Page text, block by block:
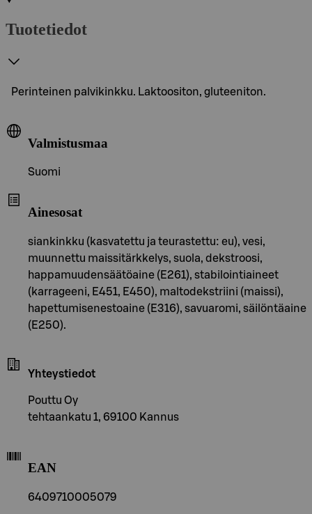
Tuotetiedot
Perinteinen palvikinkku. Laktoositon, gluteeniton.
Valmistusmaa
Suomi
Ainesosat
siankinkku (kasvatettu ja teurastettu: eu), vesi,
muunnettu maissitärkkelys, suola, dekstroosi,
happamuudensäätöaine (E261), stabilointiaineet
(karrageeni, E451, E450), maltodekstriini (maissi),
hapettumisenestoaine (E316), savuaromi, säilöntäaine
(E250).
Yhteystiedot
Pouttu Oy
tehtaankatu 1, 69100 Kannus
EAN
6409710005079